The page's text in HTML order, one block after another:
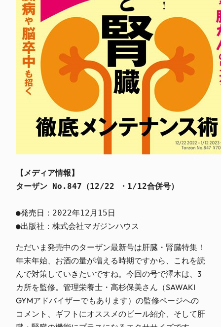
【メディア情報】
ターザン No.847（12/22 ・1/12合併号）
●発売日：2022年12月15日
●出版社：株式会社マガジンハウス
ただいま発売中のターザン最新号は肝臓・腎臓特集！
年末年始、お酒の量が増える時期ですから、これを読
んで対策していきたいですね。今回の号で澤木は、3
カ所を監修。管理栄養士・高杉保美さん（SAWAKI
GYMアドバイザーでもあります）の監修ページへの
コメント、ギフトにオススメのビール紹介、そして肝